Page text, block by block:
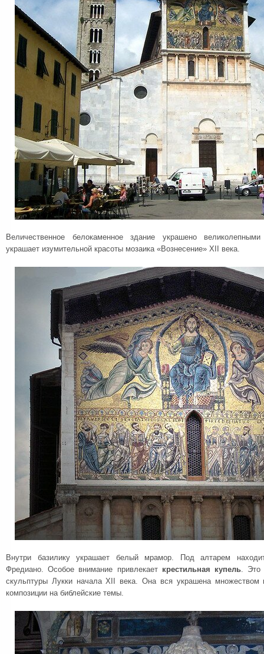
Величественное белокаменное здание украшено
украшает изумительной красоты мозаика «Вознесение» XII века.
Внутри базилику украшает белый мрамор. Под алтарем
Фредиано. Особое внимание привлекает крестильная купель. Это
скульптуры Лукки начала XII века. Она вся украшена
композиции на библейские темы.